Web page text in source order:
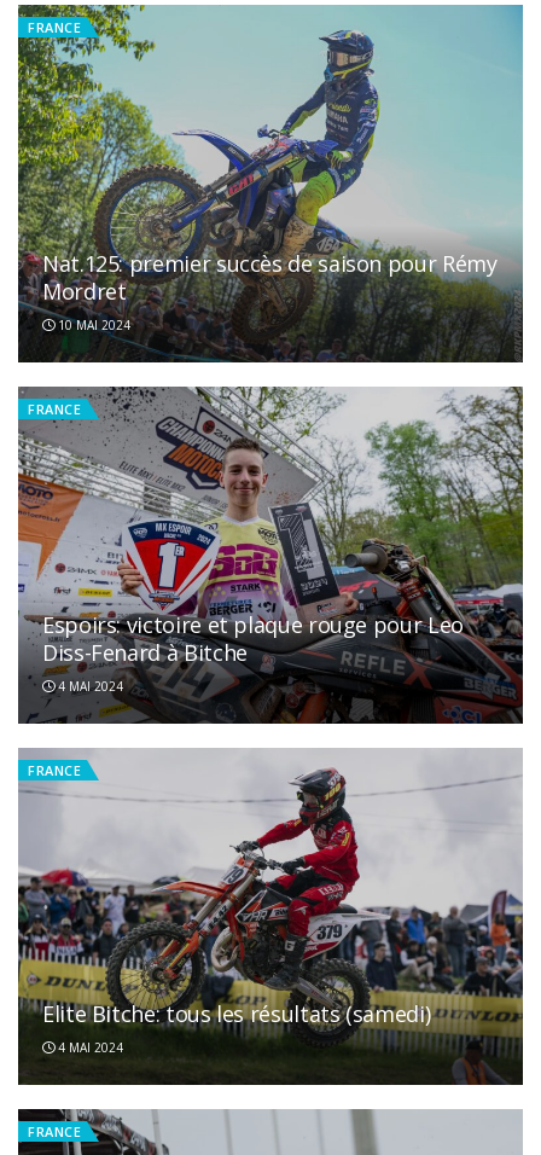
FRANCE
Nat.125: premier succès de saison pour Rémy
Mordret
10 MAI 2024
FRANCE
Espoirs: victoire et plaque rouge pour Leo
Diss-Fenard à Bitche
4 MAI 2024
FRANCE
Elite Bitche: tous les résultats (samedi)
4 MAI 2024
FRANCE